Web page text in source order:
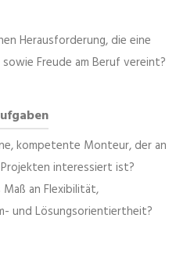
Herausforderung, die eine
Freude am Beruf vereint?
kompetente Monteur, der an
interessiert ist?
an Flexibilität,
und Lösungsorientiertheit?